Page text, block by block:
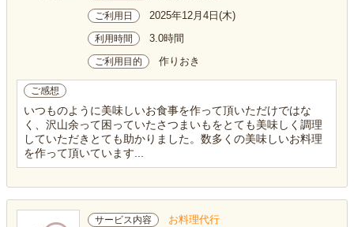
ご利用日 2025年12月4日(木)
利用時間 3.0時間
ご利用目的 作りおき
ご感想
いつものように美味しいお食事を作って頂いただけではな
く、沢山余って困っていたさつまいもをとても美味しく調理
していただきとても助かりました。数多くの美味しいお料理
を作って頂いています...
サービス内容 お料理代行